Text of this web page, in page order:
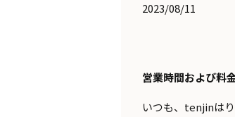
2023/08/11
営業時間および料
いつも、tenjinは